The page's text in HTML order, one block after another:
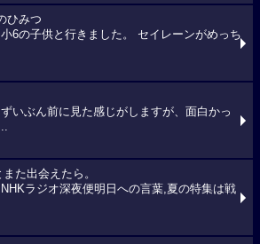
ひみつ
6の子供と行きました。 セイレーンがめっち
いぶん前に見た感じがしますが、面白かっ
た出会えたら。
NHKラジオ深夜便明日への言葉,夏の特集は戦